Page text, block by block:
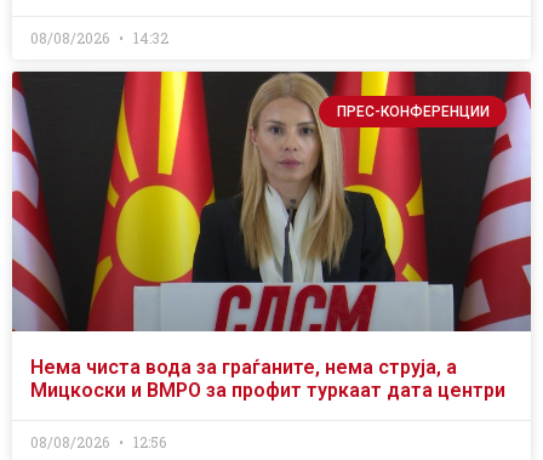
08/08/2026 14:32
ПРЕС-КОНФЕРЕНЦИИ
Нема чиста вода за граѓаните, нема струја, а
Мицкоски и ВМРО за профит туркаат дата центри
08/08/2026 12:56